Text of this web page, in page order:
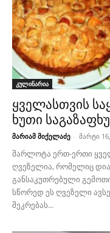
კულინარია
ყველასთვის
ხუთი
მარიამ მიქელაძე - მარტი
შარლოტა ერთ-ერთი
ღვეზელია, რომელიც
განსაკუთრებული
სწორედ ეს ღვეზელი
შეკრებას...